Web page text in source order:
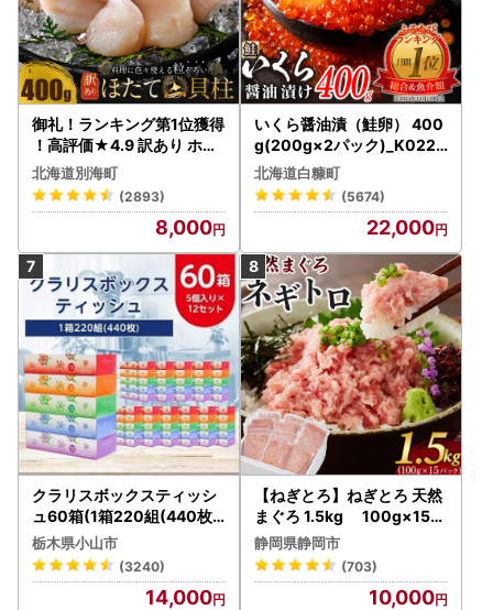
御礼！ランキング第1位獲得
！高評価★4.9 訳あり ホタ
テ 400g（ほたて 帆立 貝柱
冷凍 ）
北海道別海町
(2893)
8,000
いくら醤油漬（鮭卵） 400
g(200g×2パック)_K022-
1676
北海道白糠町
(5674)
22,000
クラリスボックスティッシ
ュ60箱(1箱220組(440枚))
(5個入り×12セット)【配送
不可地域：離島・沖縄県】
【1256759】
栃木県小山市
(3240)
14,000
【ねぎとろ】ねぎとろ 天然
まぐろ 1.5kg 100g×15パ
ック
静岡県静岡市
(703)
10,000